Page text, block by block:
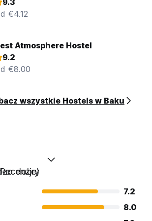
9.3
€4.12
Atmosphere Hostel
9.2
€8.00
wszystkie Hostels w Baku
dobry
7.2
8.0